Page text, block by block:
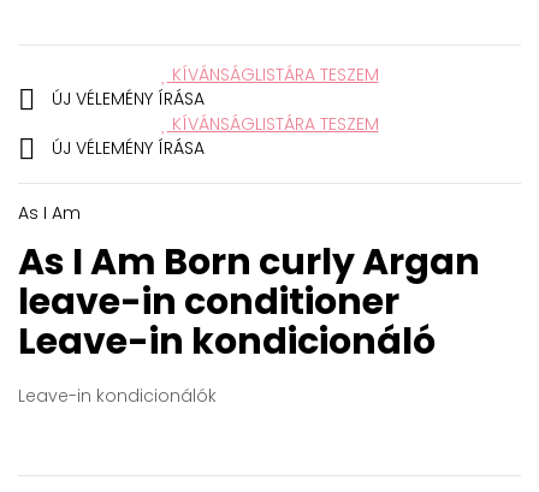
KÍVÁNSÁGLISTÁRA TESZEM

ÚJ VÉLEMÉNY ÍRÁSA
KÍVÁNSÁGLISTÁRA TESZEM
 ÚJ VÉLEMÉNY ÍRÁSA
As I Am
As I Am Born curly Argan
leave-in conditioner
Leave-in kondicionáló
Leave-in kondicionálók